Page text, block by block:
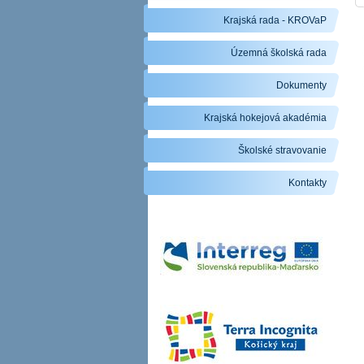
Krajská rada - KROVaP
Územná školská rada
Dokumenty
Krajská hokejová akadémia
Školské stravovanie
Kontakty